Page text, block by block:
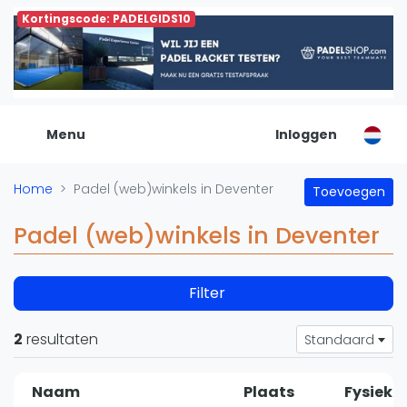
Kortingscode: PADELGIDS10
Menu
De Padel Gids
Alle padel locaties
Padelwinkels
Organisatie
Banenbouwers
Overige categorien
Reserveringssystemen
Padelscholen
Padel
Forum
Inloggen
Home Padel (web)winkels in Deventer Toevoegen
Padel (web)winkels in Deventer
Filter
2 resultaten Standaard
Naam Plaats